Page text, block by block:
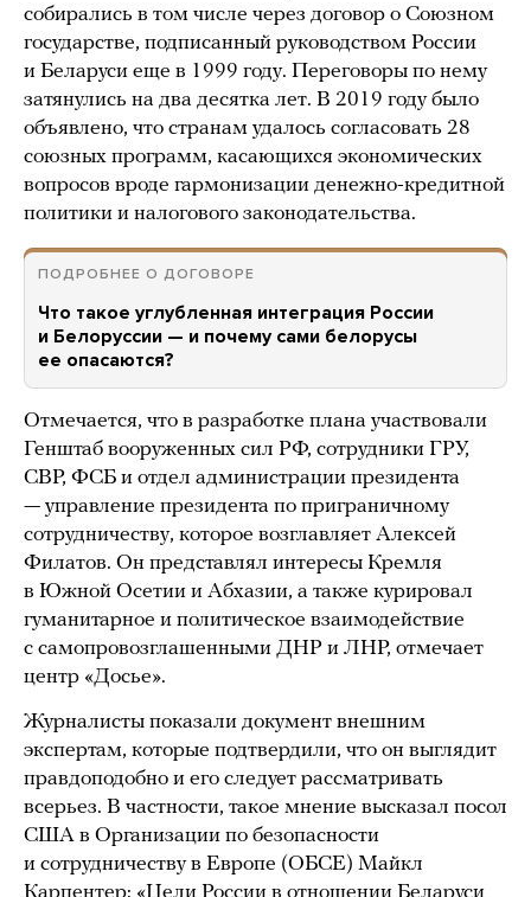
собирались в том числе через договор о Союзном
государстве, подписанный руководством России
и Беларуси еще в 1999 году. Переговоры по нему
затянулись на два десятка лет. В 2019 году было
объявлено, что странам удалось согласовать 28
союзных программ, касающихся экономических
вопросов вроде гармонизации денежно-кредитной
политики и налогового законодательства.
ПОДРОБНЕЕ О ДОГОВОРЕ
Что такое углубленная интеграция России
и Белоруссии — и почему сами белорусы
ее опасаются?
Отмечается, что в разработке плана участвовали
Генштаб вооруженных сил РФ, сотрудники ГРУ,
СВР, ФСБ и отдел администрации президента
— управление президента по приграничному
сотрудничеству, которое возглавляет Алексей
Филатов. Он представлял интересы Кремля
в Южной Осетии и Абхазии, а также курировал
гуманитарное и политическое взаимодействие
с самопровозглашенными ДНР и ЛНР, отмечает
центр «Досье».
Журналисты показали документ внешним
экспертам, которые подтвердили, что он выглядит
правдоподобно и его следует рассматривать
всерьез. В частности, такое мнение высказал посол
США в Организации по безопасности
и сотрудничеству в Европе (ОБСЕ) Майкл